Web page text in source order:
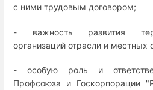
с ними трудовым договором;
- важность развития
организаций отрасли и местных
- особую роль и
Профсоюза и Госкорпорации